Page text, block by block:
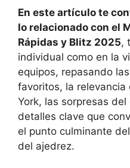
En este artículo te
lo relacionado con el
Rápidas y Blitz 2025,
individual como en la
equipos, repasando
favoritos, la relevancia
York, las sorpresas
detalles clave que
el punto culminante
del ajedrez.